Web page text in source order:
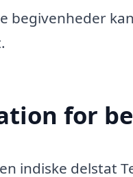
begivenheder
for
indiske delstat